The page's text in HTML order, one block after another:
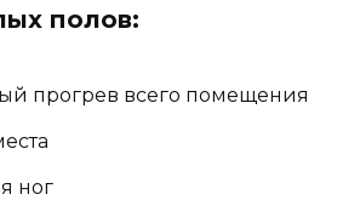
полов:
прогрев всего помещения
ног